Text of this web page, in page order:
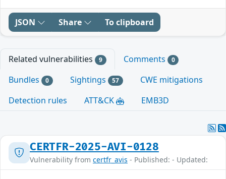
JSON Share To clipboard
Related vulnerabilities 9 Comments 0
Bundles 0 Sightings 57
CWE mitigations
Detection rules
ATT&CK EMB3D
CERTFR-2025-AVI-0128
Vulnerability from certfr_avis - Published: - Updated: